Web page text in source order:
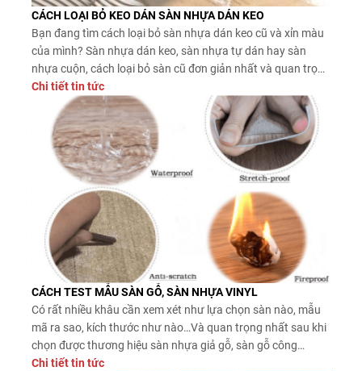
CÁCH LOẠI BỎ KEO DÁN SÀN NHỰA DÁN KEO
Bạn đang tìm cách loại bỏ sàn nhựa dán keo cũ và xỉn màu
của mình? Sàn nhựa dán keo, sàn nhựa tự dán hay sàn
nhựa cuộn, cách loại bỏ sàn cũ đơn giản nhất và quan trọng
là cách loại bỏ lớp keo dán dưới nền nhà khi thi công lắp đặt
sàn nhựa dán. Những vết keo hay sàn này có thể rất khó lấy
ra, đặc biệt nếu bạn sử dụng chúng trong nhiều năm và
chúng bị dính chặt vào lớp nền nhà.
Chi tiết tin tức
CÁCH TEST MẪU SÀN GỖ, SÀN NHỰA VINYL
Có rất nhiều khâu cần xem xét như lựa chọn sàn nào, mẫu
mã ra sao, kích thước như nào…Và quan trọng nhất sau khi
chọn được thương hiệu sàn nhựa giả gỗ, sàn gỗ công
nghiệp phù hợp bạn cần test mẫu nhựa, mẫu gỗ sàn công
Chi tiết tin tức